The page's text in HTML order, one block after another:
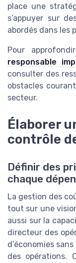
place une
s’appuyer sur
abordés dans les
Pour
responsable
consulter des
obstacles
secteur.
Élaborer
contrôle
Définir des
chaque
La gestion des
tout sur une
aussi sur la
directeur des
d’économies
des opérations.